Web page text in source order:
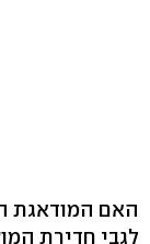
האם המודאגת
לגבי חדירת